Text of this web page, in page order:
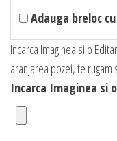
Adauga breloc
Incarca Imaginea si o
aranjarea pozei, te rugam
Incarca Imaginea si